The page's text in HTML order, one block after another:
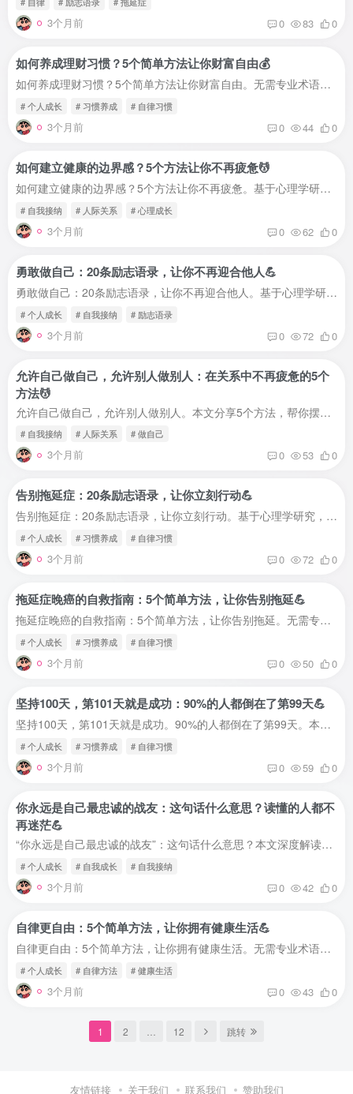
3个月前 0 83 0
如何养成理财习惯？5个简单方法让你财富自由💰
如何养成理财习惯？5个简单方法让你财富自由。无需专业术语，一看就懂一做就会。帮你通过自律改变理财习惯，实现财富自由。为什么理财习惯很重要？🤔哈佛大学研究表明：养成理财习惯的人，财富...
# 个人成长 # 习惯养成 # 自律习惯
3个月前 0 44 0
如何建立健康的边界感？5个方法让你不再疲惫💆
如何建立健康的边界感？5个方法让你不再疲惫。基于心理学研究，学会课题分离，建立健康关系，摆脱关系疲惫。你是不是也有这些感受？🤔在亲密关系中：伴侣的情绪，你来负责伴侣的选择，你来干涉...
# 自我接纳 # 人际关系 # 心理成长
3个月前 0 62 0
勇敢做自己：20条励志语录，让你不再迎合他人💪
勇敢做自己：20条励志语录，让你不再迎合他人。基于心理学研究，提供实用自我接纳方法。帮你通过语录激励自己，勇敢做自己，建立健康关系。为什么语录能帮你勇敢做自己？🤔哈佛大学研究表明：积...
# 个人成长 # 自我接纳 # 励志语录
3个月前 0 72 0
允许自己做自己，允许别人做别人：在关系中不再疲惫的5个
方法💆
允许自己做自己，允许别人做别人。本文分享5个方法，帮你摆脱关系疲惫。基于心理学研究，学会课题分离，建立自由的关系状态。人际关系的核心困境🤔你是不是也有这些感受？在亲密关系中：总想改...
# 自我接纳 # 人际关系 # 做自己
3个月前 0 53 0
告别拖延症：20条励志语录，让你立刻行动💪
告别拖延症：20条励志语录，让你立刻行动。基于心理学研究，提供实用自律方法。帮你通过语录激励自己，告别拖延，养成好习惯。为什么语录能帮你告别拖延？🤔哈佛大学研究表明：积极的自我对话可...
# 个人成长 # 习惯养成 # 自律习惯
3个月前 0 72 0
拖延症晚癌的自救指南：5个简单方法，让你告别拖延💪
拖延症晚癌的自救指南：5个简单方法，让你告别拖延。无需专业术语，一看就懂一做就会。帮你通过自律改变生活习惯，身体更健康，心情更愉悦。你是不是也有这些情况？🤔早上：闹钟响了，再睡5分钟...
# 个人成长 # 习惯养成 # 自律习惯
3个月前 0 50 0
坚持100天，第101天就是成功：90%的人都倒在了第99天💪
坚持100天，第101天就是成功。90%的人都倒在了第99天。本文分享坚持100天的方法，帮你养成好习惯，实现人生目标。为什么是100天？🤔伦敦大学研究表明：一个新习惯平均需要66天养成，但真正持久...
# 个人成长 # 习惯养成 # 自律习惯
3个月前 0 59 0
你永远是自己最忠诚的战友：这句话什么意思？读懂的人都不
再迷茫💪
“你永远是自己最忠诚的战友”：这句话什么意思？本文深度解读，帮你理解自我成长的核心。读懂的人都不再迷茫，学会与自己并肩作战。这句话什么意思？🤔你永远是自己最忠诚的战友。这句话，很多...
# 个人成长 # 自我成长 # 自我接纳
3个月前 0 42 0
自律更自由：5个简单方法，让你拥有健康生活💪
自律更自由：5个简单方法，让你拥有健康生活。无需专业术语，一看就懂一做就会。帮你通过自律改变生活习惯，身体更健康，心情更愉悦。为什么自律能让你更自由？🤔很多人认为：自律就是不自由自...
# 个人成长 # 自律方法 # 健康生活
3个月前 0 43 0
1 2 12 跳转
友情链接 关于我们 联系我们 赞助我们